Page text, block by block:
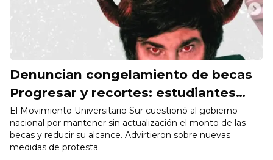
Denuncian congelamiento de becas
Progresar y recortes: estudiantes
advierten por el impacto
El Movimiento Universitario Sur cuestionó al gobierno
nacional por mantener sin actualización el monto de las
becas y reducir su alcance. Advirtieron sobre nuevas
medidas de protesta.